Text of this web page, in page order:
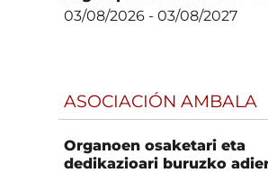
03/08/2026 -03/08/2027
ASOCIACIÓN AMBALA
Organoen osaketari eta
dedikazioari buruzko